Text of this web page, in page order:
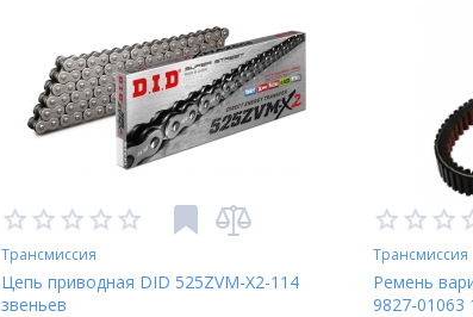
Трансмиссия
Цепь приводная DID 525ZVM-X2-114
звеньев
Трансмиссия
Ремень
9827-01063